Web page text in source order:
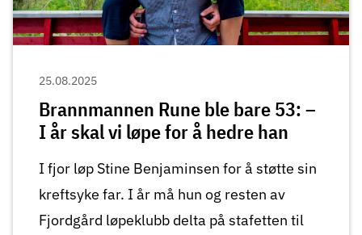
25.08.2025
Brannmannen Rune ble bare 53: –
I år skal vi løpe for å hedre han
I fjor løp Stine Benjaminsen for å støtte sin
kreftsyke far. I år må hun og resten av
Fjordgård løpeklubb delta på stafetten til